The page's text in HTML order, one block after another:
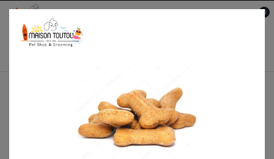
0
Pour Le Transport
Sac À Dos Camon Bicolore Gris/Jaune